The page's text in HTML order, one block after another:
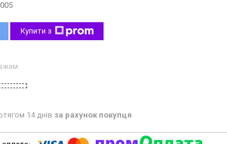
Купити з
14 днів за рахунок покупця